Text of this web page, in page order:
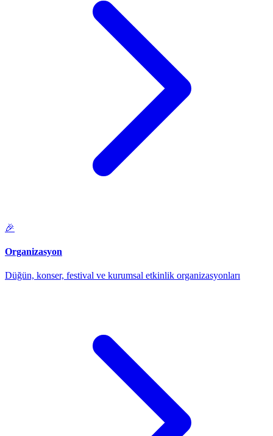
🎉
Organizasyon
Düğün, konser, festival ve kurumsal etkinlik organizasyonları